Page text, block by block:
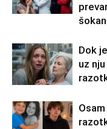
Dok
uz